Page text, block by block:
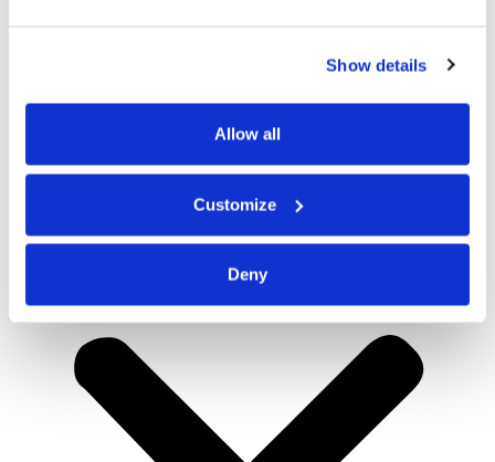
Show details
Allow all
Customize
Deny